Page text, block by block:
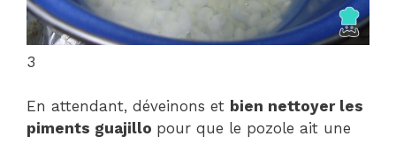
3
En attendant, déveinons et bien nettoyer les
piments guajillo pour que le pozole ait une